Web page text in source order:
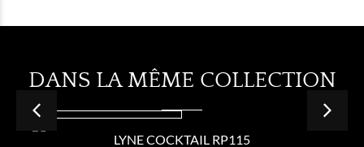
DANS LA MÊME COLLECTION
LYNE COCKTAIL RP115